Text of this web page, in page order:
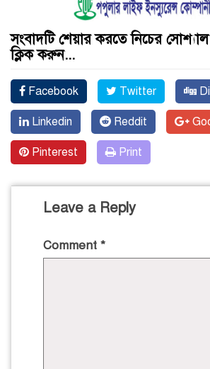
সংবাদটি শেয়ার করতে নিচের
ক্লিক করুন...
Facebook Twitter
Linkedin Reddit
Pinterest Print
Leave a Reply
Comment *